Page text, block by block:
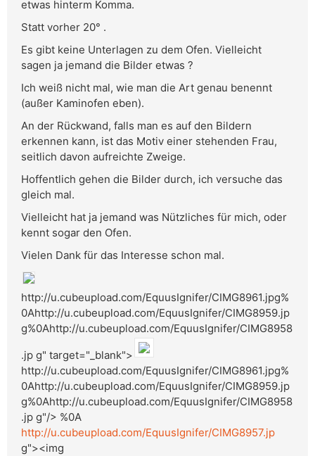
etwas hinterm Komma.
Statt vorher 20° .
Es gibt keine Unterlagen zu dem Ofen. Vielleicht
sagen ja jemand die Bilder etwas ?
Ich weiß nicht mal, wie man die Art genau benennt
(außer Kaminofen eben).
An der Rückwand, falls man es auf den Bildern
erkennen kann, ist das Motiv einer stehenden Frau,
seitlich davon aufreichte Zweige.
Hoffentlich gehen die Bilder durch, ich versuche das
gleich mal.
Vielleicht hat ja jemand was Nützliches für mich, oder
kennt sogar den Ofen.
Vielen Dank für das Interesse schon mal.
http://u.cubeupload.com/EquusIgnifer/CIMG8961.jpg%
0Ahttp://u.cubeupload.com/EquusIgnifer/CIMG8959.jp
g%0Ahttp://u.cubeupload.com/EquusIgnifer/CIMG8958
.jp g" target="_blank">
http://u.cubeupload.com/EquusIgnifer/CIMG8961.jpg%
0Ahttp://u.cubeupload.com/EquusIgnifer/CIMG8959.jp
g%0Ahttp://u.cubeupload.com/EquusIgnifer/CIMG8958
.jp g"/> %0A
http://u.cubeupload.com/EquusIgnifer/CIMG8957.jp
g"><img